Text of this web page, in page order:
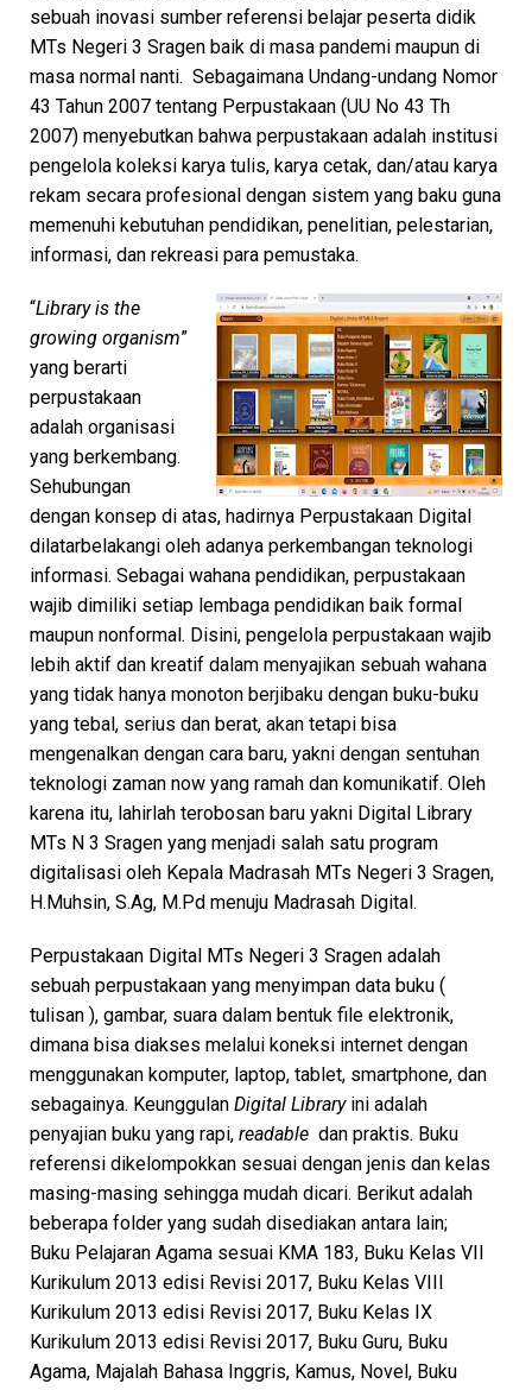
sebuah inovasi sumber referensi belajar peserta didik
MTs Negeri 3 Sragen baik di masa pandemi maupun di
masa normal nanti. Sebagaimana Undang-undang Nomor
43 Tahun 2007 tentang Perpustakaan (UU No 43 Th
2007) menyebutkan bahwa perpustakaan adalah institusi
pengelola koleksi karya tulis, karya cetak, dan/atau karya
rekam secara profesional dengan sistem yang baku guna
memenuhi kebutuhan pendidikan, penelitian, pelestarian,
informasi, dan rekreasi para pemustaka.
“Library is the
growing organism”
yang berarti
perpustakaan
adalah organisasi
yang berkembang.
Sehubungan
dengan konsep di atas, hadirnya Perpustakaan Digital
dilatarbelakangi oleh adanya perkembangan teknologi
informasi. Sebagai wahana pendidikan, perpustakaan
wajib dimiliki setiap lembaga pendidikan baik formal
maupun nonformal. Disini, pengelola perpustakaan wajib
lebih aktif dan kreatif dalam menyajikan sebuah wahana
yang tidak hanya monoton berjibaku dengan buku-buku
yang tebal, serius dan berat, akan tetapi bisa
mengenalkan dengan cara baru, yakni dengan sentuhan
teknologi zaman now yang ramah dan komunikatif. Oleh
karena itu, lahirlah terobosan baru yakni Digital Library
MTs N 3 Sragen yang menjadi salah satu program
digitalisasi oleh Kepala Madrasah MTs Negeri 3 Sragen,
H.Muhsin, S.Ag, M.Pd menuju Madrasah Digital.
Perpustakaan Digital MTs Negeri 3 Sragen adalah
sebuah perpustakaan yang menyimpan data buku (
tulisan ), gambar, suara dalam bentuk file elektronik,
dimana bisa diakses melalui koneksi internet dengan
menggunakan komputer, laptop, tablet, smartphone, dan
sebagainya. Keunggulan Digital Libraryini adalah
penyajian buku yang rapi, readable dan praktis. Buku
referensi dikelompokkan sesuai dengan jenis dan kelas
masing-masing sehingga mudah dicari. Berikut adalah
beberapa folder yang sudah disediakan antara lain;
Buku Pelajaran Agama sesuai KMA 183, Buku Kelas VII
Kurikulum 2013 edisi Revisi 2017, Buku Kelas VIII
Kurikulum 2013 edisi Revisi 2017, Buku Kelas IX
Kurikulum 2013 edisi Revisi 2017, Buku Guru, Buku
Agama, Majalah Bahasa Inggris, Kamus, Novel, Buku